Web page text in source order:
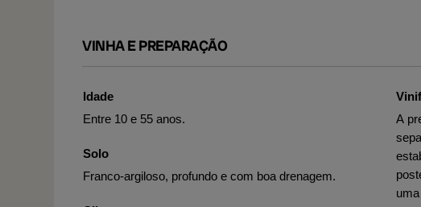
VINHA E PREPARAÇÃO
Idade
Entre 10 e 55 anos.
Solo
Franco-argiloso, profundo e com boa drenagem.
A